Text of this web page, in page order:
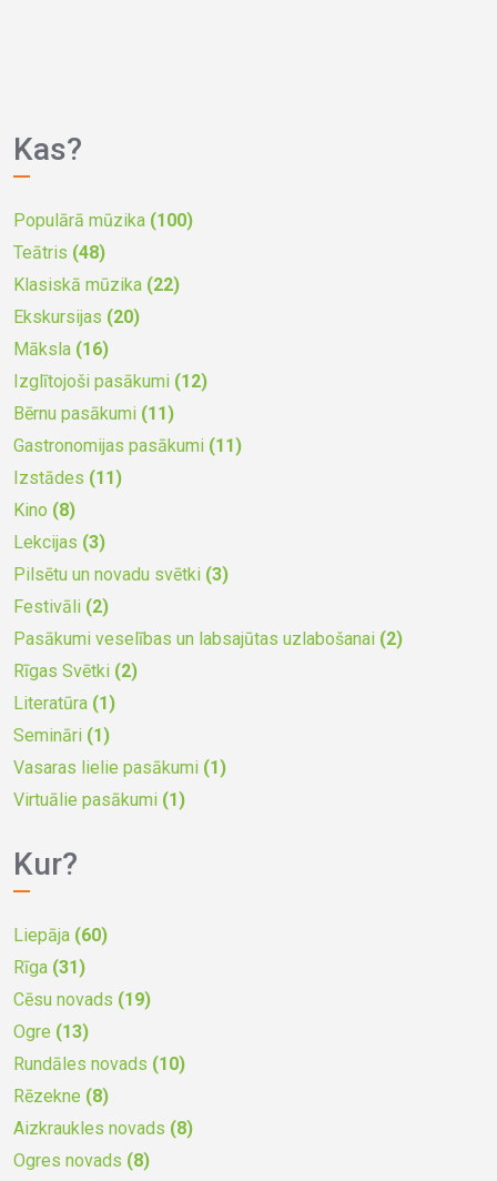
Kas?
Populārā mūzika (100)
Teātris (48)
Klasiskā mūzika (22)
Ekskursijas (20)
Māksla (16)
Izglītojoši pasākumi (12)
Bērnu pasākumi (11)
Gastronomijas pasākumi (11)
Izstādes (11)
Kino (8)
Lekcijas (3)
Pilsētu un novadu svētki (3)
Festivāli (2)
Pasākumi veselības un labsajūtas uzlabošanai (2)
Rīgas Svētki (2)
Literatūra (1)
Semināri (1)
Vasaras lielie pasākumi (1)
Virtuālie pasākumi (1)
Kur?
Liepāja (60)
Rīga (31)
Cēsu novads (19)
Ogre (13)
Rundāles novads (10)
Rēzekne (8)
Aizkraukles novads (8)
Ogres novads (8)